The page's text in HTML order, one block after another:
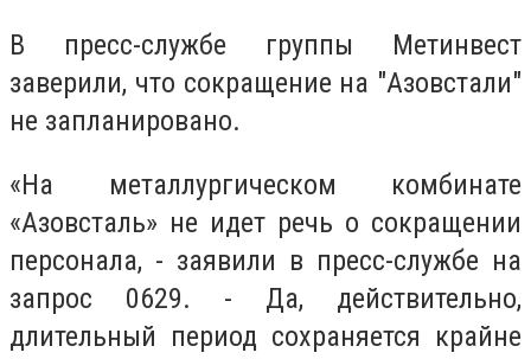
В пресс-службе группы Метинвест
заверили, что сокращение на "Азовстали"
не запланировано.
«На металлургическом комбинате
«Азовсталь» не идет речь о сокращении
персонала, - заявили в пресс-службе на
запрос 0629. - Да, действительно,
длительный период сохраняется крайне